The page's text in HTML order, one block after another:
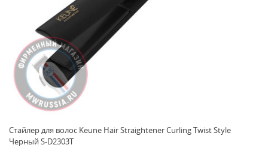
Стайлер для волос Keune Hair Straightener Curling Twist Style
Черный S-D2303T